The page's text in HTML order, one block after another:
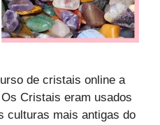
de cristais online a
Cristais eram usados
culturas mais antigas do